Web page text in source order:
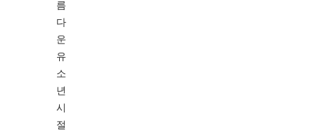
름
다
운
유
소
년
시
절